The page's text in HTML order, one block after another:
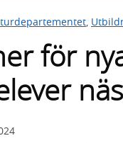
för